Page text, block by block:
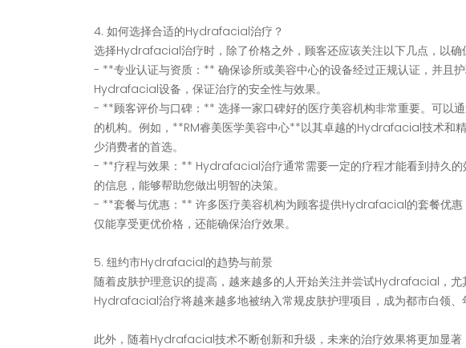
4. 如何选择合适的Hydrafacial治疗？
选择Hydrafacial治疗时，除了价格之外，顾客还应该关注以下几点，以确
- **专业认证与资质：** 确保诊所或美容中心的设备经过正规认证，并且
Hydrafacial设备，保证治疗的安全性与效果。
- **顾客评价与口碑：** 选择一家口碑好的医疗美容机构非常重要。可以
的机构。例如，**RM睿美医学美容中心**以其卓越的Hydrafacial技术和
少消费者的首选。
- **疗程与效果：** Hydrafacial治疗通常需要一定的疗程才能看到持久的
的信息，能够帮助您做出明智的决策。
- **套餐与优惠：** 许多医疗美容机构为顾客提供Hydrafacial的套餐优惠
仅能享受更优价格，还能确保治疗效果。
5. 纽约市Hydrafacial的趋势与前景
随着皮肤护理意识的提高，越来越多的人开始关注并尝试Hydrafacial，尤
Hydrafacial治疗将越来越多地被纳入常规皮肤护理项目，成为都市白领、
此外，随着Hydrafacial技术不断创新和升级，未来的治疗效果将更加显